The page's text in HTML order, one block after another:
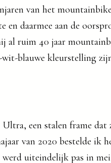
van het
en daarmee aan de
ruim 40 jaar
blauwe kleurstelling
een stalen frame dat
van 2020 bestelde ik
uiteindelijk pas in